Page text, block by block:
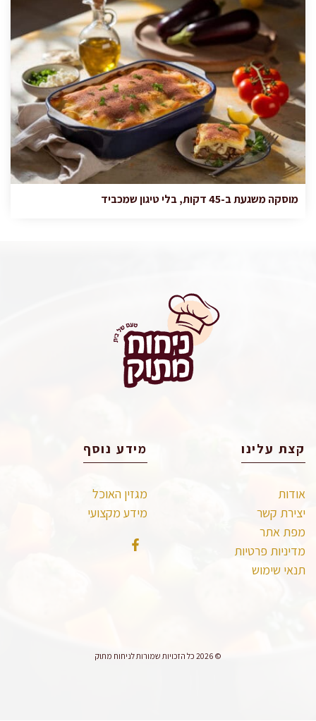
מוסקה משגעת ב-45 דקות, בלי טיגון שמכביד
קצת עלינו
אודות
יצירת קשר
מפת אתר
מדיניות פרטיות
תנאי שימוש
מידע נוסף
מגזין האוכל
מידע מקצועי
© 2026 כל הזכויות שמורות לניחוח מתוק